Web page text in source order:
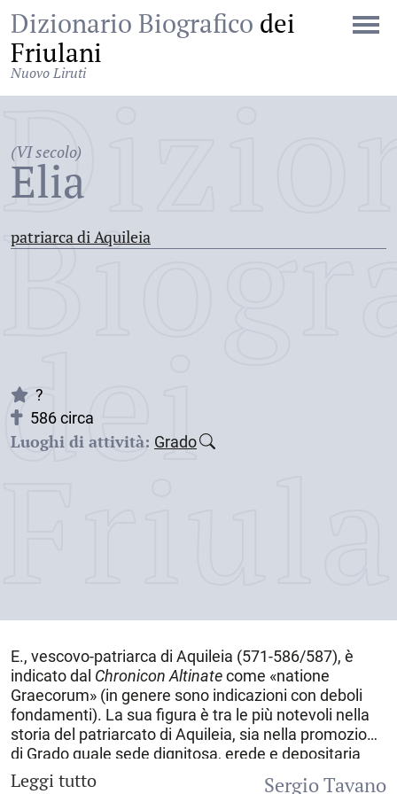
Dizionario Biografico dei
Friulani
Nuovo Liruti
(VI secolo)
Elia
patriarca di Aquileia
dei
?
586 circa
Luoghi di attività: Grado
E., vescovo-patriarca di Aquileia (571-586/587), è
indicato dal Chronicon Altinatecome «natione
Graecorum» (in genere sono indicazioni con deboli
fondamenti). La sua figura è tra le più notevoli nella
storia del patriarcato di Aquileia, sia nella promozione
di Grado quale sede dignitosa, erede e depositaria
della missione aquileiese, sia nel deciso appoggio alla
Leggi tutto
Sergio Tavano